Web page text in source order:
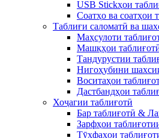
USB Stickҳои
Соатҳо ва соатҳои
Таблиғи саломатӣ ва
Маҳсулоти
Машқҳои
Тандурустии
Нигоҳубини
Воситаҳои
Дастбандҳои
Хоҷагии таблиғотӣ
Бар таблиғотӣ &
Зарфҳои
Тӯҳфаҳои